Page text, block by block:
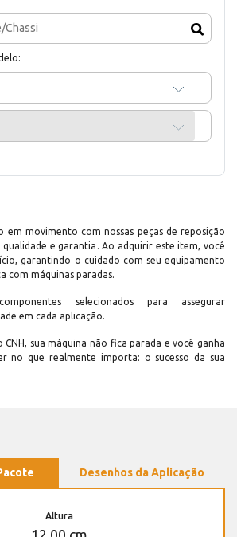
em movimento com nossas peças de reposição
e garantia. Ao adquirir este item, você
garantindo o cuidado com seu equipamento
com máquinas paradas.
selecionados para assegurar
em cada aplicação.
CNH, sua máquina não fica parada e você ganha
no que realmente importa: o sucesso da sua
Desenhos da Aplicação
Altura